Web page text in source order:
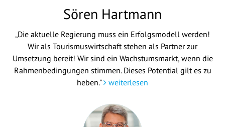
Sören Hartmann
„Die aktuelle Regierung muss ein Erfolgsmodell werden!
Wir als Tourismuswirtschaft stehen als Partner zur
Umsetzung bereit! Wir sind ein Wachstumsmarkt, wenn die
Rahmenbedingungen stimmen. Dieses Potential gilt es zu
heben."
weiterlesen